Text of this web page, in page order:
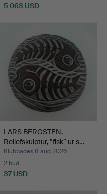
5 063 USD
LARS BERGSTEN,
Reliefskulptur, ”fisk” ur s…
Klubbades 8 aug 2026
2 bud
37 USD